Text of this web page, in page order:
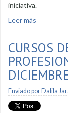
iniciativa.
Leer más
CURSOS
Enviado por Dalila